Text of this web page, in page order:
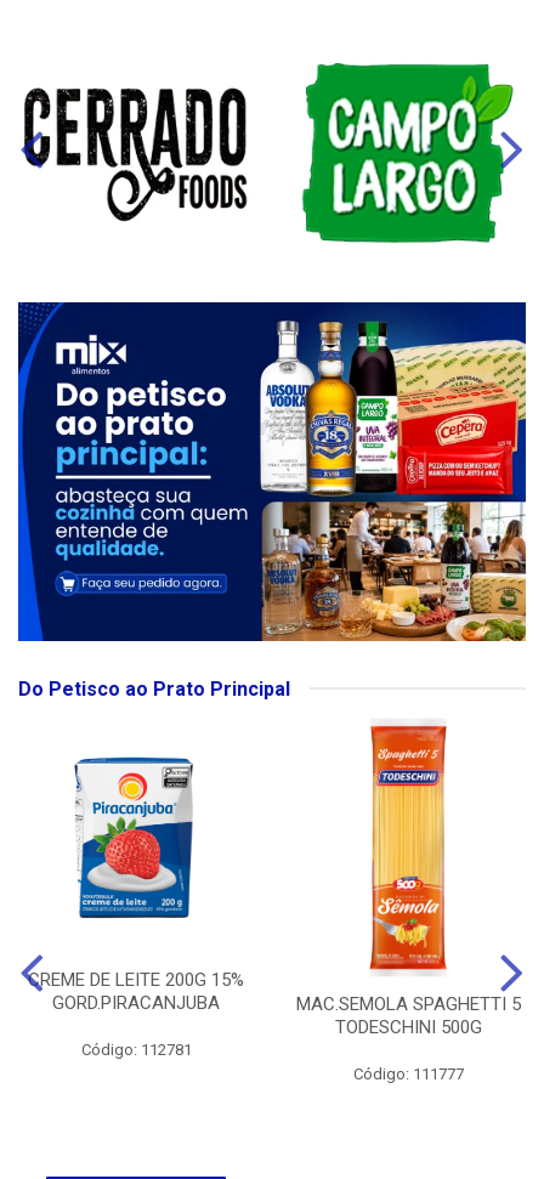
Do Petisco ao Prato Principal
CREME DE LEITE 200G 15%
GORD.PIRACANJUBA
Código: 112781
MAC.SEMOLA SPAGHETTI 5
TODESCHINI 500G
Código: 111777